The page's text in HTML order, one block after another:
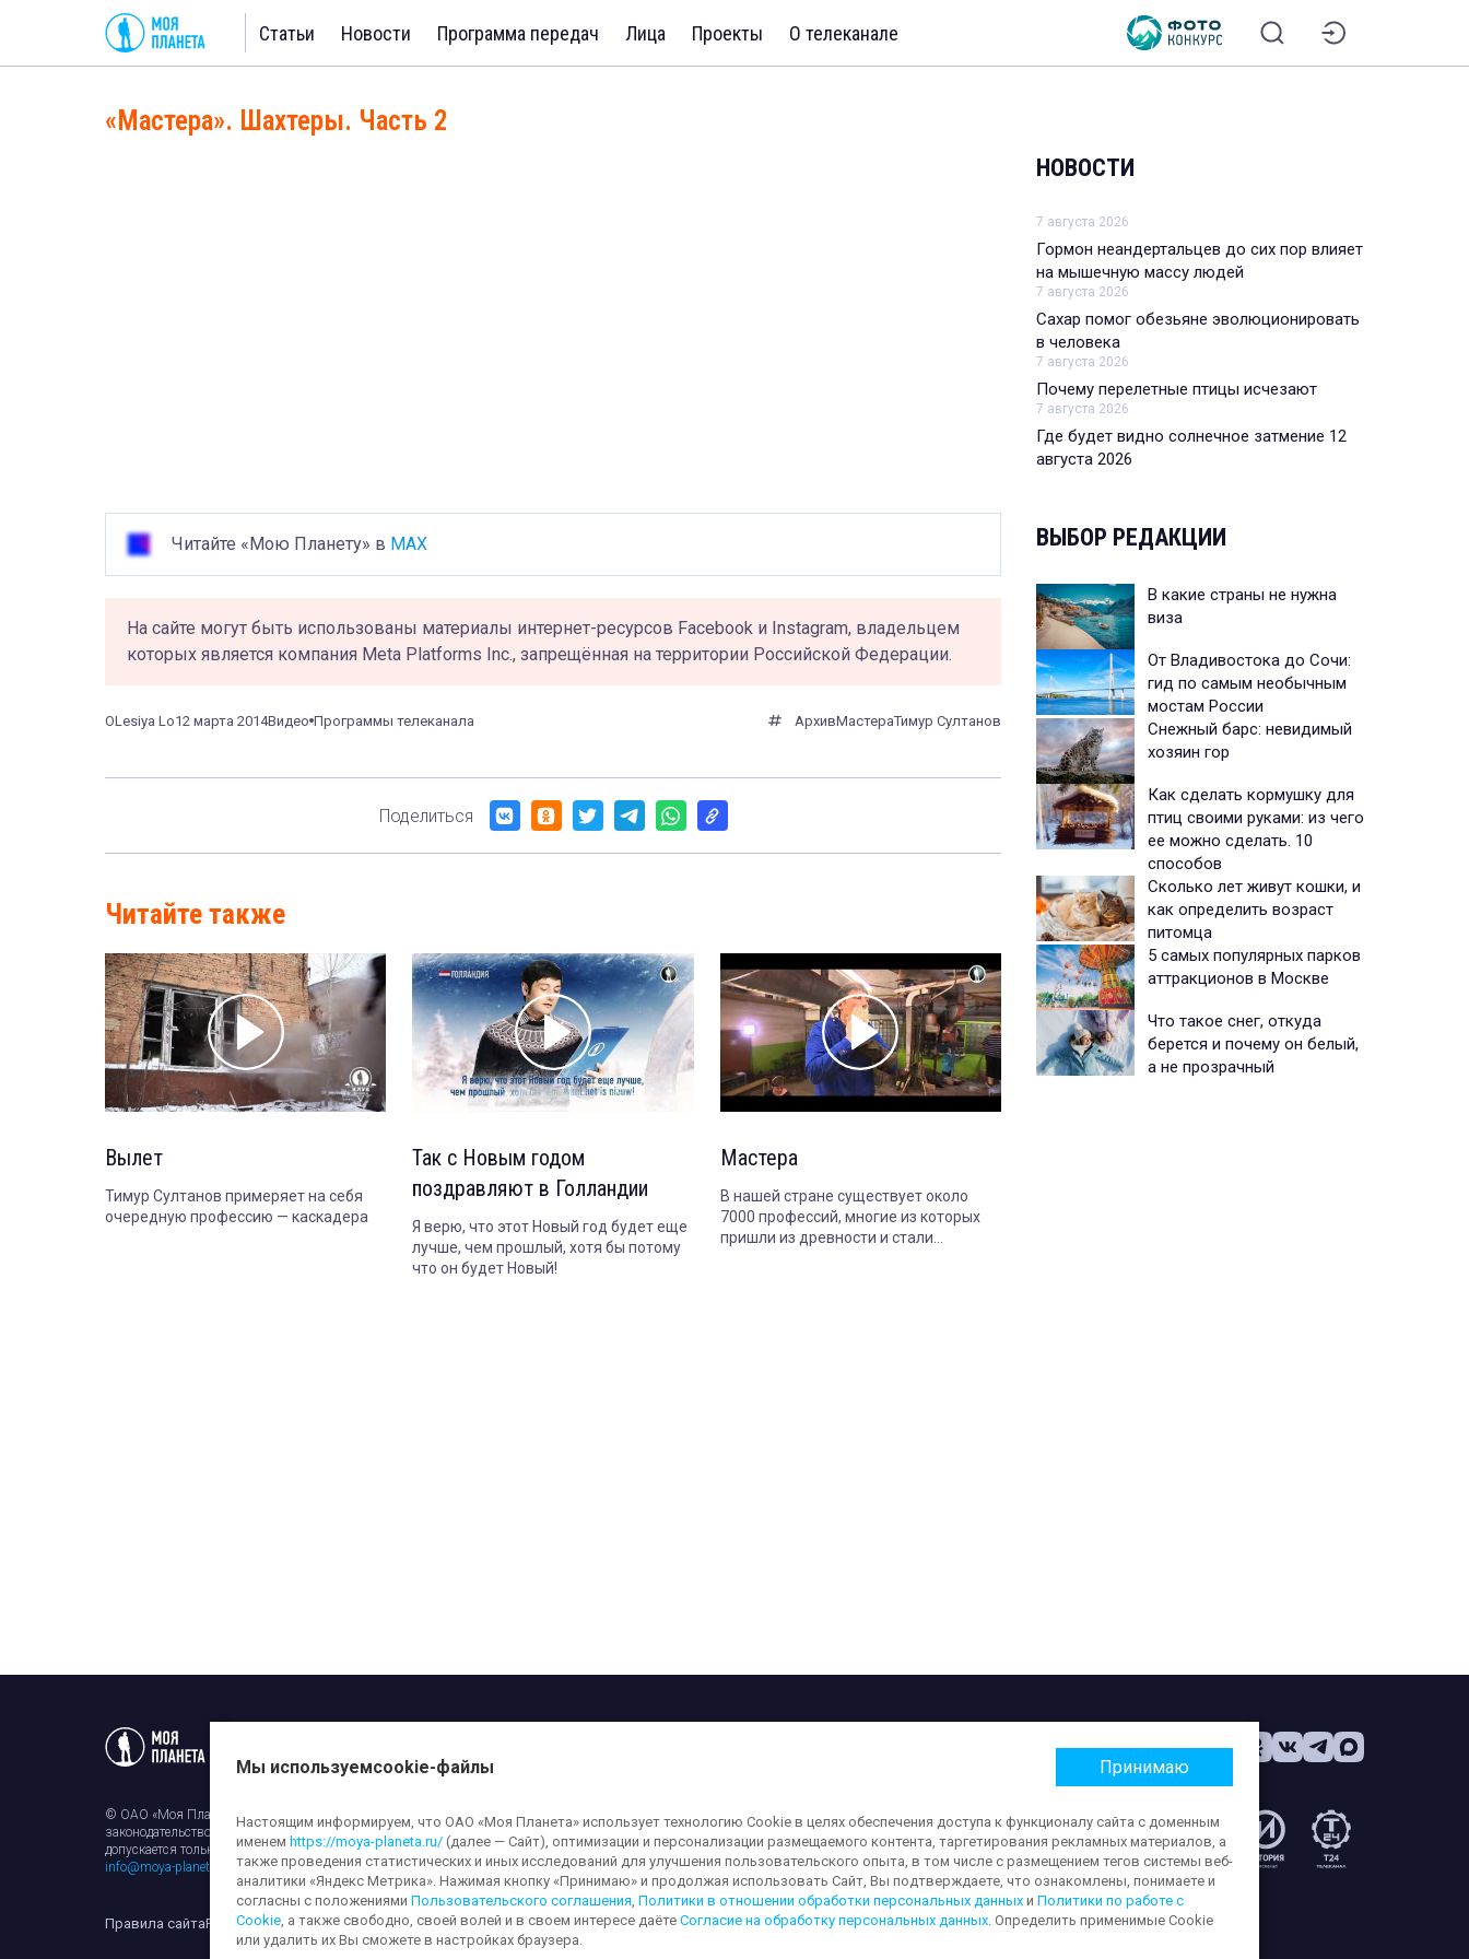
Статьи Новости Программа передач Лица Проекты О телеканале
«Мастера». Шахтеры. Часть 2
Читайте «Мою Планету» в MAX
На сайте могут быть использованы материалы интернет-ресурсов Facebook и Instagram, владельцем
которых является компания Meta Platforms Inc., запрещённая на территории Российской Федерации.
OLesiya Lo12 марта 2014Видео Программы телеканала АрхивМастераТимур Султанов
Поделиться
Читайте также
Вылет
Тимур Султанов примеряет на себя
очередную профессию — каскадера
Так с Новым годом
поздравляют в Голландии
Я верю, что этот Новый год будет еще
лучше, чем прошлый, хотя бы потому
что он будет Новый!
Мастера
В нашей стране существует около
7000 профессий, многие из которых
пришли из древности и стали
НОВОСТИ
7 августа 2026
Гормон неандертальцев до сих пор влияет
на мышечную массу людей
7 августа 2026
Сахар помог обезьяне эволюционировать
в человека
7 августа 2026
Почему перелетные птицы исчезают
7 августа 2026
Где будет видно солнечное затмение 12
августа 2026
ВЫБОР РЕДАКЦИИ
В какие страны не нужна
виза
От Владивостока до Сочи:
гид по самым необычным
мостам России
Снежный барс: невидимый
хозяин гор
Как сделать кормушку для
птиц своими руками: из чего
ее можно сделать. 10
способов
Сколько лет живут кошки, и
как определить возраст
питомца
5 самых популярных парков
аттракционов в Москве
Что такое снег, откуда
берется и почему он белый,
а не прозрачный
© ОАО «Моя Планета». Все права на любые материалы, опубликованные на сайте, защищены в соответствии с российским и международным
законодательством об авторском праве и смежных правах. Использование любых аудио-, фото- и видеоматериалов, размещенных на сайте,
допускается только с разрешения правообладателя и ссылкой на сайтmoya-planeta.ru. Адрес для направления юридически значимых сообщений:
info@moya-planeta.ru
Правила сайтаРабота с cookie-файламиЗащита персональных данныхОбработка персональных данныхСогласие на обработку персональных данных
Мы используемcookie-файлы Принимаю
Настоящим информируем, что ОАО «Моя Планета» использует технологию Cookie в целях обеспечения доступа к функционалу сайта с доменным
именем https://moya-planeta.ru/ (далее — Сайт), оптимизации и персонализации размещаемого контента, таргетирования рекламных материалов, а
также проведения статистических и иных исследований для улучшения пользовательского опыта, в том числе с размещением тегов системы веб-
аналитики «Яндекс Метрика». Нажимая кнопку «Принимаю» и продолжая использовать Сайт, Вы подтверждаете, что ознакомлены, понимаете и
согласны с положениями Пользовательского соглашения, Политики в отношении обработки персональных данных и Политики по работе с
Cookie, а также свободно, своей волей и в своем интересе даёте Согласие на обработку персональных данных. Определить применимые Cookie
или удалить их Вы сможете в настройках браузера.